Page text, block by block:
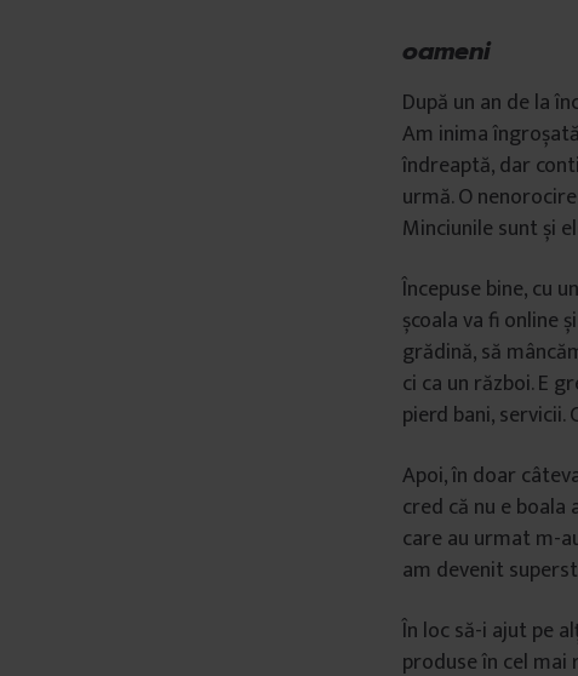
oameni
După un an de la
Am inima
îndreaptă, dar
urmă. O
Minciunile sunt și
Începuse bine, cu
școala va fi online
grădină, să
ci ca un război. E
pierd bani,
Apoi, în doar
cred că nu e
care au urmat m-
am devenit
În loc să-i ajut pe
produse în cel mai